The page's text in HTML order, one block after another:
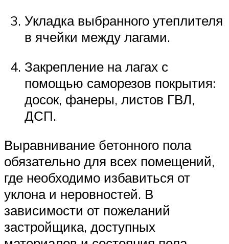
Укладка выбранного утеплителя
в ячейки между лагами.
Закрепление на лагах с
помощью саморезов покрытия:
досок, фанеры, листов ГВЛ,
ДСП.
Выравнивание бетонного пола
обязательно для всех помещений,
где необходимо избавиться от
уклона и неровностей. В
зависимости от пожеланий
застройщика, доступных